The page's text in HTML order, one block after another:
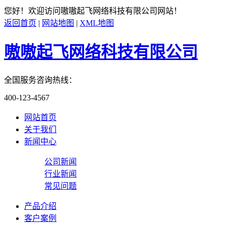
您好！欢迎访问 嗷嗷起飞网络科技有限公司 网站！
返回首页 | 网站地图 | XML地图
嗷嗷起飞网络科技有限公司
全国服务咨询热线：
400-123-4567
网站首页
关于我们
新闻中心
公司新闻
行业新闻
常见问题
产品介绍
客户案例